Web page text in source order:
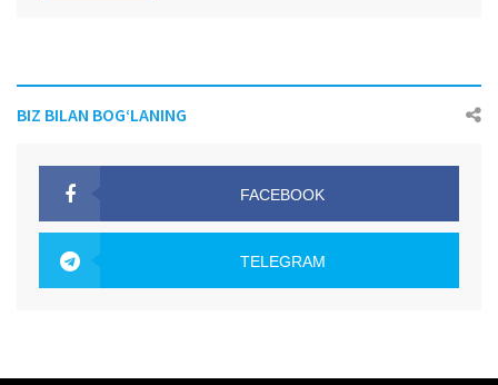
BIZ BILAN BOG‘LANING
FACEBOOK
TELEGRAM